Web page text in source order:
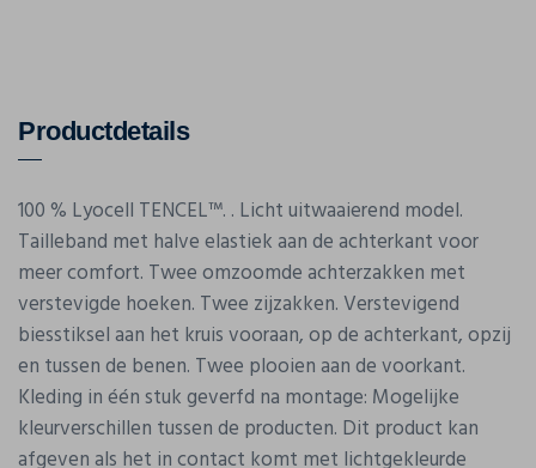
Productdetails
100 % Lyocell TENCEL™. . Licht uitwaaierend model.
Tailleband met halve elastiek aan de achterkant voor
meer comfort. Twee omzoomde achterzakken met
verstevigde hoeken. Twee zijzakken. Verstevigend
biesstiksel aan het kruis vooraan, op de achterkant, opzij
en tussen de benen. Twee plooien aan de voorkant.
Kleding in één stuk geverfd na montage: Mogelijke
kleurverschillen tussen de producten. Dit product kan
afgeven als het in contact komt met lichtgekleurde